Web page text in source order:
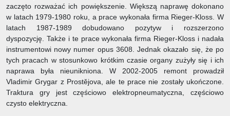
zaczęto rozważać ich powiększenie. Większą naprawę dokonano
w latach 1979-1980 roku, a prace wykonała firma Rieger-Kloss. W
latach 1987-1989 dobudowano pozytyw i rozszerzono
dyspozycję. Także i te prace wykonała firma Rieger-Kloss i nadała
instrumentowi nowy numer opus 3608. Jednak okazało się, że po
tych pracach w stosunkowo krótkim czasie organy zużyły się i ich
naprawa była nieunikniona. W 2002-2005 remont prowadził
Vladimir Grygar z Prostějova, ale te prace nie zostały ukończone.
Traktura gry jest częściowo elektropneumatyczna, częściowo
czysto elektryczna.